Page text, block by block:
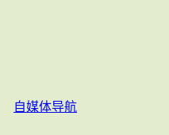
自媒体导航